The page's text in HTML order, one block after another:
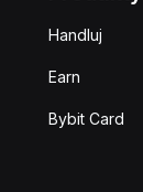
Handluj
Earn
Bybit Card